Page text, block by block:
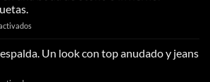
elegancia
transforma
vestidos
puntos
los
en
vestir
en
Un look con top anudado y jeans